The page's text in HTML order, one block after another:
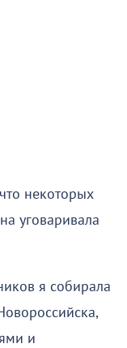
некоторых
уговаривала
я собирала
и